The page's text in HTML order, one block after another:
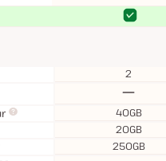
$700 facturés Oui
Oui
2
40GB
20GB
250GB